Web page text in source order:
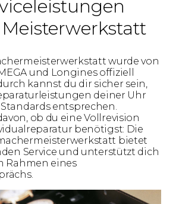
wurde von
und Longines offiziell
kannst du dir sicher sein,
deiner Uhr
entsprechen.
ob du eine Vollrevision
benötigst: Die
bietet
Service und unterstützt dich
Rahmen eines